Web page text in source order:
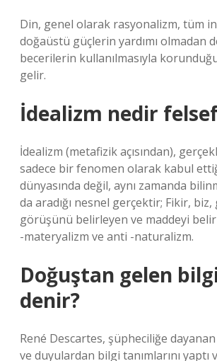
Din, genel olarak rasyonalizm, tüm
doğaüstü güçlerin yardımı olmadan
becerilerin kullanılmasıyla
gelir.
İdealizm nedir
İdealizm (metafizik açısından),
sadece bir fenomen olarak kabul
dünyasında değil, aynı zamanda
da aradığı nesnel gerçektir; Fikir,
görüşünü belirleyen ve maddeyi
-materyalizm ve anti -naturalizm.
Doğuştan gelen
denir?
René Descartes, şüpheciliğe
ve duyulardan bilgi tanımlarını yaptı